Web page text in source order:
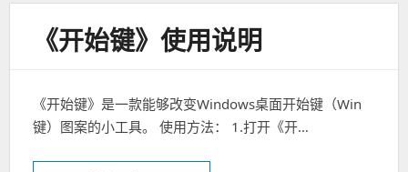
《开始键》使用说明
《开始键》是一款能够改变Windows桌面开始键（Win
键）图案的小工具。 使用方法： 1.打开《开…